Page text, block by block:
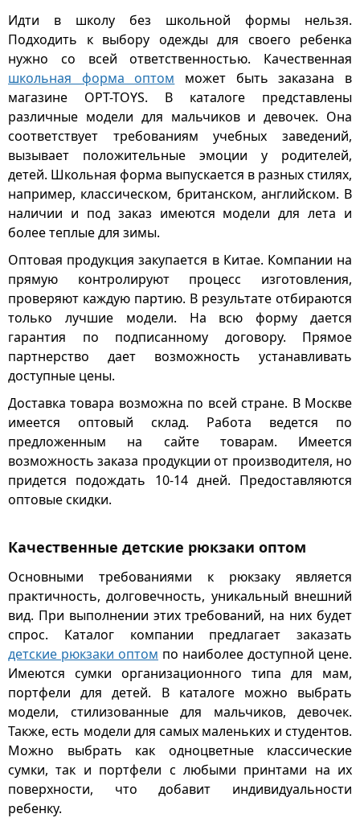
Идти в школу без школьной формы нельзя.
Подходить к выбору одежды для своего ребенка
нужно со всей ответственностью. Качественная
школьная форма оптом может быть заказана в
магазине OPT-TOYS. В каталоге представлены
различные модели для мальчиков и девочек. Она
соответствует требованиям учебных заведений,
вызывает положительные эмоции у родителей,
детей. Школьная форма выпускается в разных стилях,
например, классическом, британском, английском. В
наличии и под заказ имеются модели для лета и
более теплые для зимы.
Оптовая продукция закупается в Китае. Компании на
прямую контролируют процесс изготовления,
проверяют каждую партию. В результате отбираются
только лучшие модели. На всю форму дается
гарантия по подписанному договору. Прямое
партнерство дает возможность устанавливать
доступные цены.
Доставка товара возможна по всей стране. В Москве
имеется оптовый склад. Работа ведется по
предложенным на сайте товарам. Имеется
возможность заказа продукции от производителя, но
придется подождать 10-14 дней. Предоставляются
оптовые скидки.
Качественные детские рюкзаки оптом
Основными требованиями к рюкзаку является
практичность, долговечность, уникальный внешний
вид. При выполнении этих требований, на них будет
спрос. Каталог компании предлагает заказать
детские рюкзаки оптом по наиболее доступной цене.
Имеются сумки организационного типа для мам,
портфели для детей. В каталоге можно выбрать
модели, стилизованные для мальчиков, девочек.
Также, есть модели для самых маленьких и студентов.
Можно выбрать как одноцветные классические
сумки, так и портфели с любыми принтами на их
поверхности, что добавит индивидуальности
ребенку.